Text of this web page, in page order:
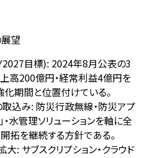
望
目標): 2024年8月公表の3
高200億円・経常利益4億円を
期間と位置付けている。
込み: 防災行政無線・防災アプ
・水管理ソリューションを軸に全
拓を継続する方針である。
大: サブスクリプション・クラウド